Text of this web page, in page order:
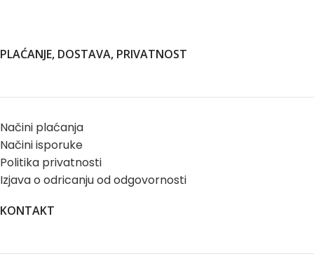
PLAĆANJE, DOSTAVA, PRIVATNOST
Načini plaćanja
Načini isporuke
Politika privatnosti
Izjava o odricanju od odgovornosti
KONTAKT